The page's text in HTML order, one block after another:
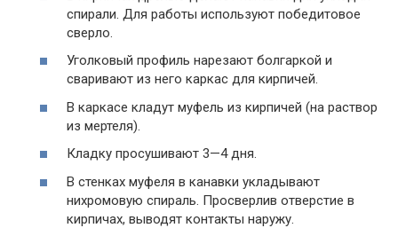
спирали. Для работы используют победитовое
сверло.
Уголковый профиль нарезают болгаркой и
сваривают из него каркас для кирпичей.
В каркасе кладут муфель из кирпичей (на раствор
из мертеля).
Кладку просушивают 3—4 дня.
В стенках муфеля в канавки укладывают
нихромовую спираль. Просверлив отверстие в
кирпичах, выводят контакты наружу.